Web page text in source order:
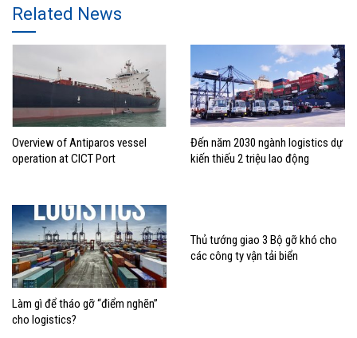
Related News
Overview of Antiparos vessel
operation at CICT Port
Đến năm 2030 ngành logistics dự
kiến thiếu 2 triệu lao động
Làm gì để tháo gỡ “điểm nghẽn”
cho logistics?
Thủ tướng giao 3 Bộ gỡ khó cho
các công ty vận tải biển